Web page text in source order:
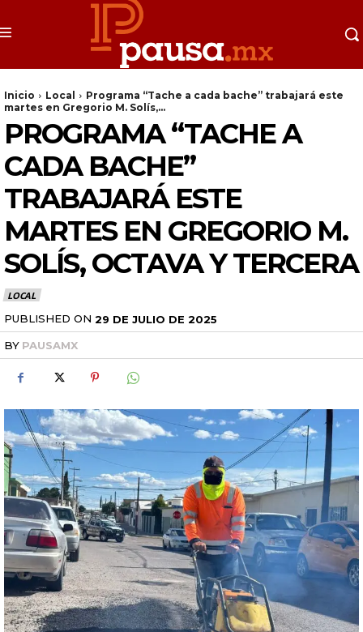
Inicio Local
Programa “Tache a cada bache” trabajará este
martes en Gregorio M. Solís,...
PROGRAMA “TACHE A
CADA BACHE”
TRABAJARÁ ESTE
MARTES EN GREGORIO M.
SOLÍS, OCTAVA Y TERCERA
LOCAL
PUBLISHED ON 29 DE JULIO DE 2025
BY PAUSAMX